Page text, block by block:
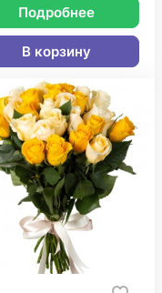
Подробнее
В корзину